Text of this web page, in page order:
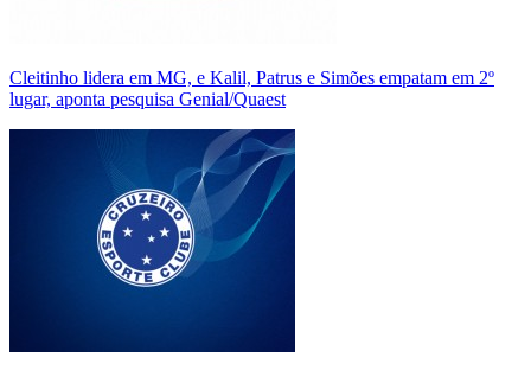
Cleitinho lidera em MG, e Kalil, Patrus e Simões empatam em 2º
lugar, aponta pesquisa Genial/Quaest